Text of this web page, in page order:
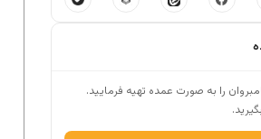
را به صورت عمده تهیه فرمایید.